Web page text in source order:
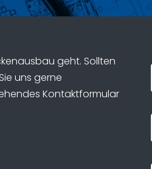
geht. Sollten
uns gerne
Kontaktformular